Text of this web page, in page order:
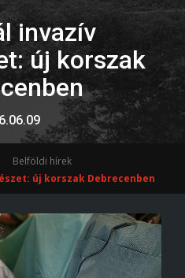
invazív
új korszak
Belföldi hírek
új korszak Debrecenben